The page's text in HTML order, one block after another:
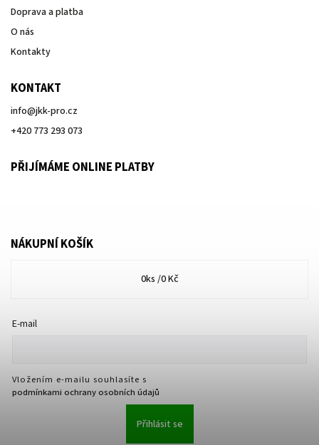
Doprava a platba
O nás
Kontakty
KONTAKT
info@jkk-pro.cz
+420 773 293 073
PŘIJÍMÁME ONLINE PLATBY
NÁKUPNÍ KOŠÍK
0ks /0 Kč
E-mail
Vložením e-mailu souhlasíte s
podmínkami ochrany osobních údajů
Přihlásit se